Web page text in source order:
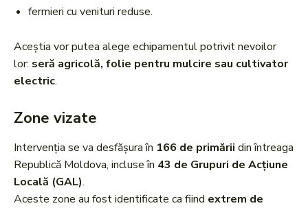
fermieri cu venituri reduse.
Aceștia vor putea alege echipamentul potrivit nevoilor
lor: seră agricolă, folie pentru mulcire sau cultivator
electric.
Zone vizate
Intervenția se va desfășura în 166 de primării din întreaga
Republică Moldova, incluse în 43 de Grupuri de Acțiune
Locală (GAL).
Aceste zone au fost identificate ca fiind extrem de